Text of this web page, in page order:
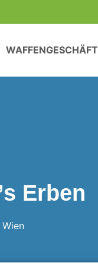
Erben
Wien